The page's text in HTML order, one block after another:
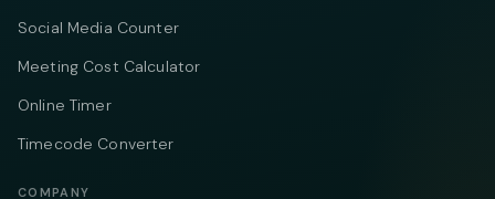
Social Media Counter
Meeting Cost Calculator
Online Timer
Timecode Converter
COMPANY